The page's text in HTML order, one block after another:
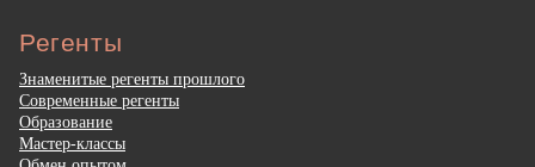
Регенты
Знаменитые регенты прошлого
Современные регенты
Образование
Мастер-классы